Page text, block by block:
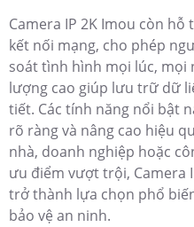
Camera IP 2K Imou còn
kết nối mạng, cho phép
soát tình hình mọi lúc, mọi
lượng cao giúp lưu trữ dữ
tiết. Các tính năng nổi bật
rõ ràng và nâng cao hiệu
nhà, doanh nghiệp hoặc
ưu điểm vượt trội, Camera
trở thành lựa chọn phổ
bảo vệ an ninh.